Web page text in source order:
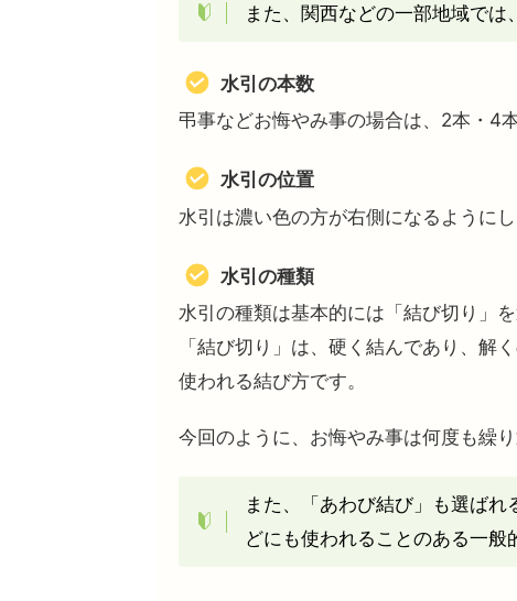
また、関西などの一部地域では
水引の本数
弔事などお悔やみ事の場合は、2本・4
水引の位置
水引は濃い色の方が右側になるようにし
水引の種類
水引の種類は基本的には「結び切り」を
「結び切り」は、硬く結んであり、解
使われる結び方です。
今回のように、お悔やみ事は何度も繰
また、「あわび結び」も選ば
どにも使われることのある一般